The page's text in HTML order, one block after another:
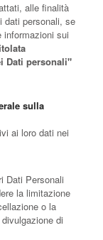
alle finalità
dati personali, se
informazioni sui
Dati personali"
sulla
ai loro dati nei
Dati Personali
la limitazione
o la
di